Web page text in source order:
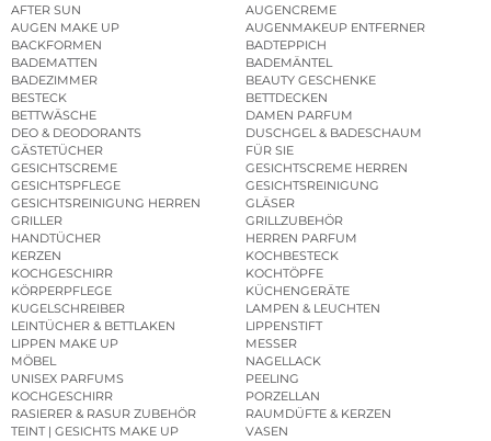
AFTER SUN
AUGENCREME
AUGEN MAKE UP
AUGENMAKEUP ENTFERNER
BACKFORMEN
BADTEPPICH
BADEMATTEN
BADEMÄNTEL
BADEZIMMER
BEAUTY GESCHENKE
BESTECK
BETTDECKEN
BETTWÄSCHE
DAMEN PARFUM
DEO & DEODORANTS
DUSCHGEL & BADESCHAUM
GÄSTETÜCHER
FÜR SIE
GESICHTSCREME
GESICHTSCREME HERREN
GESICHTSPFLEGE
GESICHTSREINIGUNG
GESICHTSREINIGUNG HERREN
GLÄSER
GRILLER
GRILLZUBEHÖR
HANDTÜCHER
HERREN PARFUM
KERZEN
KOCHBESTECK
KOCHGESCHIRR
KOCHTÖPFE
KÖRPERPFLEGE
KÜCHENGERÄTE
KUGELSCHREIBER
LAMPEN & LEUCHTEN
LEINTÜCHER & BETTLAKEN
LIPPENSTIFT
LIPPEN MAKE UP
MESSER
MÖBEL
NAGELLACK
UNISEX PARFUMS
PEELING
KOCHGESCHIRR
PORZELLAN
RASIERER & RASUR ZUBEHÖR
RAUMDÜFTE & KERZEN
TEINT | GESICHTS MAKE UP
VASEN